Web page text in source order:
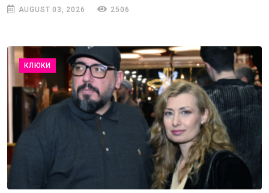
AUGUST 03, 2026 2506
КЛЮКИ